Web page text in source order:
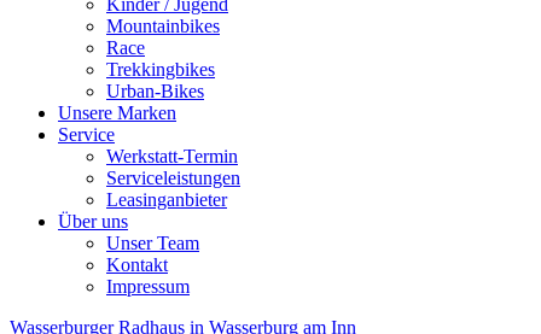
Kinder / Jugend
Mountainbikes
Race
Trekkingbikes
Urban-Bikes
Unsere Marken
Service
Werkstatt-Termin
Serviceleistungen
Leasinganbieter
Über uns
Unser Team
Kontakt
Impressum
Wasserburger Radhaus in Wasserburg am Inn